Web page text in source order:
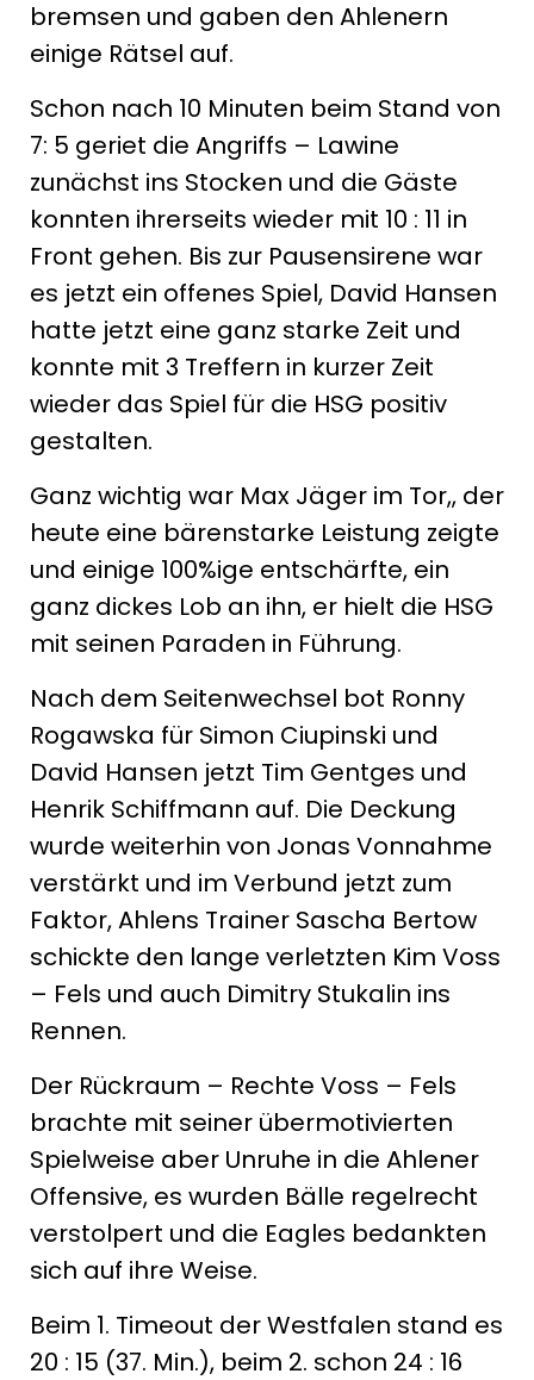
bremsen und gaben den Ahlenern
einige Rätsel auf.
Schon nach 10 Minuten beim Stand von
7: 5 geriet die Angriffs – Lawine
zunächst ins Stocken und die Gäste
konnten ihrerseits wieder mit 10 : 11 in
Front gehen. Bis zur Pausensirene war
es jetzt ein offenes Spiel, David Hansen
hatte jetzt eine ganz starke Zeit und
konnte mit 3 Treffern in kurzer Zeit
wieder das Spiel für die HSG positiv
gestalten.
Ganz wichtig war Max Jäger im Tor,, der
heute eine bärenstarke Leistung zeigte
und einige 100%ige entschärfte, ein
ganz dickes Lob an ihn, er hielt die HSG
mit seinen Paraden in Führung.
Nach dem Seitenwechsel bot Ronny
Rogawska für Simon Ciupinski und
David Hansen jetzt Tim Gentges und
Henrik Schiffmann auf. Die Deckung
wurde weiterhin von Jonas Vonnahme
verstärkt und im Verbund jetzt zum
Faktor, Ahlens Trainer Sascha Bertow
schickte den lange verletzten Kim Voss
– Fels und auch Dimitry Stukalin ins
Rennen.
Der Rückraum – Rechte Voss – Fels
brachte mit seiner übermotivierten
Spielweise aber Unruhe in die Ahlener
Offensive, es wurden Bälle regelrecht
verstolpert und die Eagles bedankten
sich auf ihre Weise.
Beim 1. Timeout der Westfalen stand es
20 : 15 (37. Min.), beim 2. schon 24 : 16